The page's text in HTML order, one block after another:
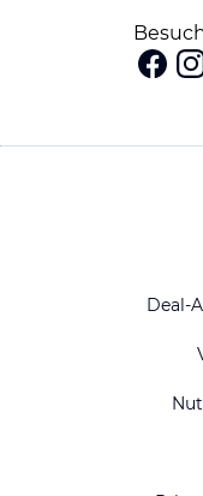
Deal-